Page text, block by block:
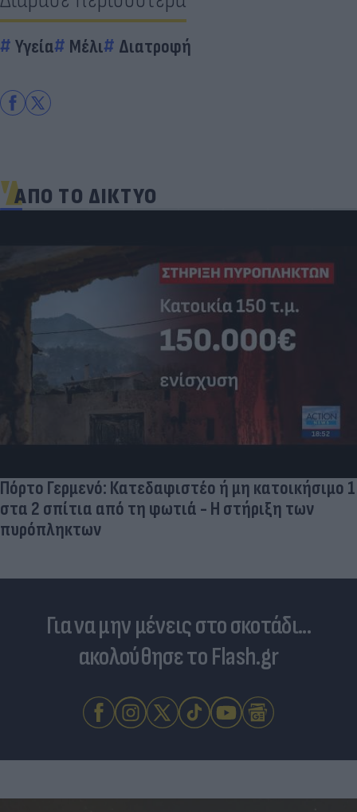
Υγεία Μέλι Διατροφή
ΑΠΟ ΤΟ ΔΙΚΤΥΟ
Πόρτο Γερμενό: Κατεδαφιστέο ή μη κατοικήσιμο 1
στα 2 σπίτια από τη φωτιά - Η στήριξη των
πυρόπληκτων
Για να μην μένεις στο σκοτάδι...
ακολούθησε το Flash.gr